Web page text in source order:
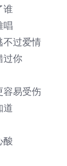
谁
唱
不过爱情
过你
容易受伤
道
酸